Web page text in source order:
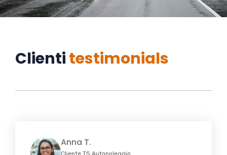
Clientitestimonials
Anna T.
Cliente TS Autonoleggio